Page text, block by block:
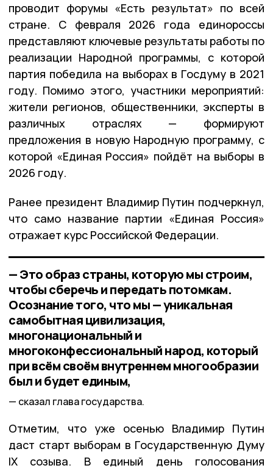
проводит форумы «Есть результат» по всей
стране. С февраля 2026 года единороссы
представляют ключевые результаты работы по
реализации Народной программы, с которой
партия победила на выборах в Госдуму в 2021
году. Помимо этого, участники мероприятий:
жители регионов, общественники, эксперты в
различных отраслях — формируют
предложения в новую Народную программу, с
которой «Единая Россия» пойдёт на выборы в
2026 году.
Ранее президент Владимир Путин подчеркнул,
что само название партии «Единая Россия»
отражает курс Российской Федерации.
— Это образ страны, которую мы строим,
чтобы сберечь и передать потомкам.
Осознание того, что мы — уникальная
самобытная цивилизация,
многонациональный и
многоконфессиональный народ, который
при всём своём внутреннем многообразии
был и будет единым,
сказал глава государства.
Отметим, что уже осенью Владимир Путин
даст старт выборам в Государственную Думу
IX созыва. В единый день голосования